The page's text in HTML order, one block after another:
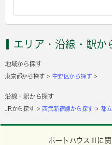
エリア・沿線・駅か
地域から探す
東京都から探す 中野区から探す
沿線・駅から探す
JRから探す 西武新宿線から探す 都
ポートハウスⅢに